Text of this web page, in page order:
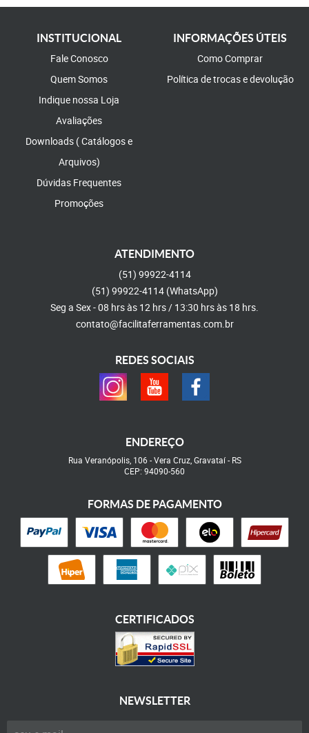
INSTITUCIONAL
Fale Conosco
Quem Somos
Indique nossa Loja
Avaliações
Downloads ( Catálogos e
Arquivos)
Dúvidas Frequentes
Promoções
INFORMAÇÕES ÚTEIS
Como Comprar
Política de trocas e devolução
ATENDIMENTO
(51) 99922-4114
(51) 99922-4114 (WhatsApp)
Seg a Sex - 08 hrs às 12 hrs / 13:30 hrs às 18 hrs.
contato@facilitaferramentas.com.br
REDES SOCIAIS
ENDEREÇO
Rua Veranópolis, 106 -Vera Cruz, Gravataí- RS
CEP: 94090-560
FORMAS DE PAGAMENTO
CERTIFICADOS
NEWSLETTER